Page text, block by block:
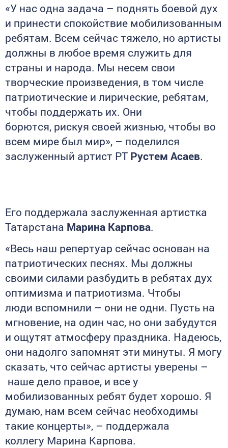
«У нас одна задача – поднять боевой дух
и принести спокойствие мобилизованным
ребятам. Всем сейчас тяжело, но артисты
должны в любое время служить для
страны и народа. Мы несем свои
творческие произведения, в том числе
патриотические и лирические, ребятам,
чтобы поддержать их. Они
борются, рискуя своей жизнью, чтобы во
всем мире был мир», – поделился
заслуженный артист РТ Рустем Асаев.
Его поддержала заслуженная артистка
Татарстана Марина Карпова.
«Весь наш репертуар сейчас основан на
патриотических песнях. Мы должны
своими силами разбудить в ребятах дух
оптимизма и патриотизма. Чтобы
люди вспомнили – они не одни. Пусть на
мгновение, на один час, но они забудутся
и ощутят атмосферу праздника. Надеюсь,
они надолго запомнят эти минуты. Я могу
сказать, что сейчас артисты уверены –
наше дело правое, и все у
мобилизованных ребят будет хорошо. Я
думаю, нам всем сейчас необходимы
такие концерты», – поддержала
коллегу Марина Карпова.